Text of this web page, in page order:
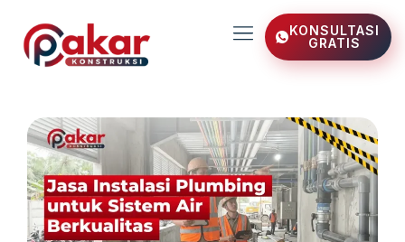
konten
KONSULTASI
GRATIS